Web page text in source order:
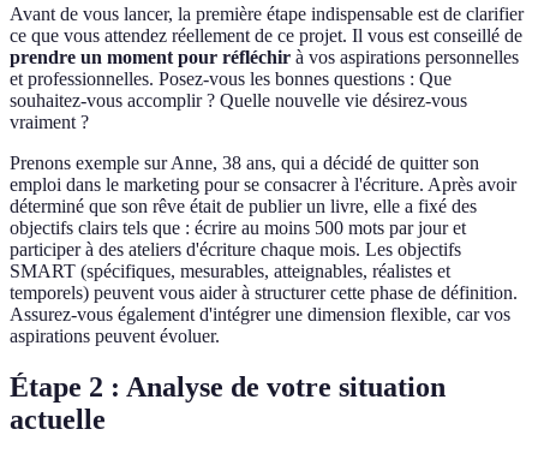
Avant de vous lancer, la première étape indispensable est de clarifier
ce que vous attendez réellement de ce projet. Il vous est conseillé de
prendre un moment pour réfléchir à vos aspirations personnelles
et professionnelles. Posez-vous les bonnes questions : Que
souhaitez-vous accomplir ? Quelle nouvelle vie désirez-vous
vraiment ?
Prenons exemple sur Anne, 38 ans, qui a décidé de quitter son
emploi dans le marketing pour se consacrer à l'écriture. Après avoir
déterminé que son rêve était de publier un livre, elle a fixé des
objectifs clairs tels que : écrire au moins 500 mots par jour et
participer à des ateliers d'écriture chaque mois. Les objectifs
SMART (spécifiques, mesurables, atteignables, réalistes et
temporels) peuvent vous aider à structurer cette phase de définition.
Assurez-vous également d'intégrer une dimension flexible, car vos
aspirations peuvent évoluer.
Étape 2 : Analyse de votre situation
actuelle